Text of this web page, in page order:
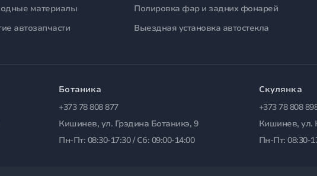
материалы
автозапчасти
Полировка фар и задних фонарей
Выездная установка автостекла
Ботаника
+373 78 808 877
Кишинев, ул. Грэдина Ботаникэ, 9
Пн-Пт: 08:30-17:30 / Сб: 09:00-14:00
Скулянка
+373 78 808
Кишинев, ул.
Пн-Пт: 08:30-